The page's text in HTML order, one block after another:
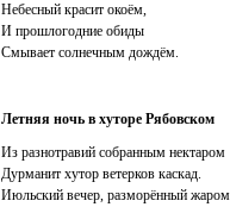
Небесный красит окоём,
И прошлогодние обиды
Смывает солнечным дождём.
Летняя ночь в хуторе Рябовском
Из разнотравий собранным нектаром
Дурманит хутор ветерков каскад.
Июльский вечер, разморённый